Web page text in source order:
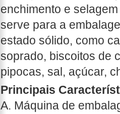
enchimento e
serve para a
estado sólido, como
soprado, biscoitos de
pipocas, sal, açúcar,
Principais
A. Máquina de